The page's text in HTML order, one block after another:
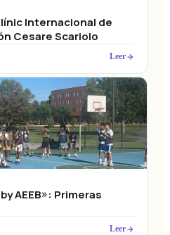
Internacional de
Cesare Scariolo
Leer
AEEB»: Primeras
Leer